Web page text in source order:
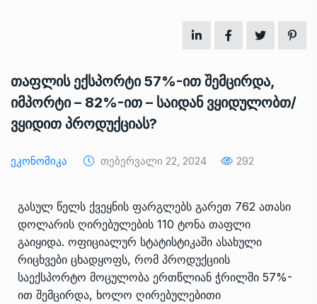
თაფლის ექსპორტი 57%-ით შემცირდა,
იმპორტი – 82%-ით – საიდან ვყიდულობთ/
ვყიდით პროდუქციას?
Ეკონომიკა Თებერვალი 22, 2024 292
გასულ წელს ქვეყნის ფარგლებს გარეთ 762 ათასი
დოლარის ღირებულების 110 ტონა თაფლი
გაიყიდა. ოფიციალურ სტატისტიკაში ასახული
რიცხვები ცხადყოფს, რომ პროდუქციის
საექსპორტო მოცულობა ერთწლიან ჭრილში 57%-
ით შემცირდა, ხოლო ღირებულებითი